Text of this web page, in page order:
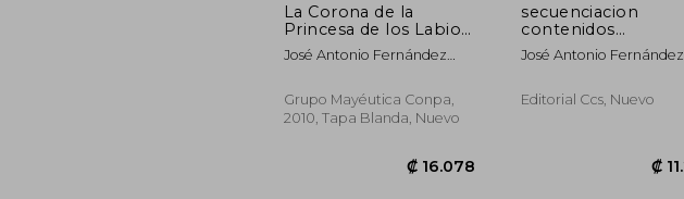
La Corona de la
Princesa de los Labios
de Fresa
José Antonio Fernández
Grupo Mayéutica Conpa,
2010, Tapa Blanda, Nuevo
secuenciacion
contenidos
matematicos i
José Antonio Fernández
Editorial Ccs, Nuevo